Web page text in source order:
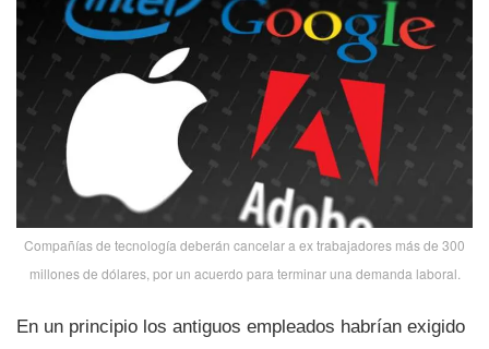
Compañí­as de tecnologí­a deberán cancelar a ex trabajadores más de 300
millones de dólares, por un acuerdo para terminar una demanda laboral.
En un principio los antiguos empleados habrí­an exigido